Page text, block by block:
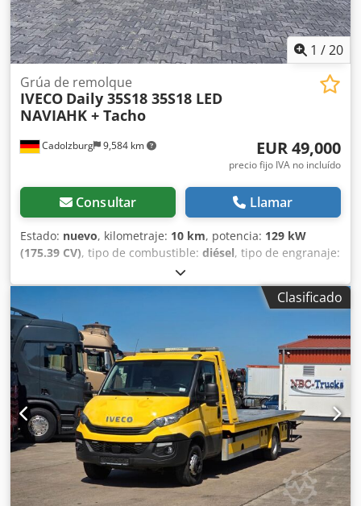
1 /20
Cadolzburg 9,584 km
Grúa de remolque
IVECO Daily 35S18 35S18 LED
NAVIAHK + Tacho
EUR 49,000
precio fijo IVA no incluído
Consultar Llamar
Estado: nuevo, kilometraje: 10 km, potencia: 129 kW
(175.39 CV), tipo de combustible: diésel, tipo de engranaje:
3,500 kg
carga:4,950 mm, anchura del espacio de carga:2,110
, Equipamiento:
ABS, Programa electrónico de estabilidad (ESP), aire
acondicionado, cierre centralizado, sistema de
navegación, Bienvenido a carmax24 Hoy tiene la
oportunidad de adquirir uno de nuestros vehículos
seleccionados y revisados. Los vehículos revisados por
expertos y de alta calidad garantizan una gran satisfacción
del cliente, y así ha sido desde 2008. Este es nuestro
enfoque diario, ya que usted, como cliente, es lo más
importante en carmax24. Iveco Daily 35S18HA8, Euro VI,
176 CV, 3.0 diésel, cambio manual de 6 velocidades -
Nuevo modelo Color: Gris PAQUETE COMFORT PLUS: *
Clasificado